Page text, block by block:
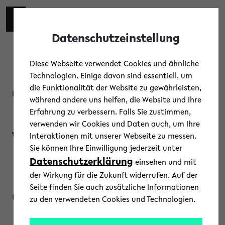
Skip to main content
Kolloquium, Vortrag
Dr. David
Weidgenannt
(München): Kult
oder Krieg?
Datenschutzeinstellung
Diese Webseite verwendet Cookies und ähnliche
Technologien. Einige davon sind essentiell, um
die Funktionalität der Website zu gewährleisten,
während andere uns helfen, die Website und Ihre
Erfahrung zu verbessern. Falls Sie zustimmen,
verwenden wir Cookies und Daten auch, um Ihre
Interaktionen mit unserer Webseite zu messen.
Sie können Ihre Einwilligung jederzeit unter
Datenschutzerklärung einsehen und mit
der Wirkung für die Zukunft widerrufen. Auf der
Seite finden Sie auch zusätzliche Informationen
zu den verwendeten Cookies und Technologien.